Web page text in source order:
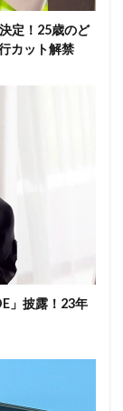
定！25歳のど
カット解禁
」披露！23年